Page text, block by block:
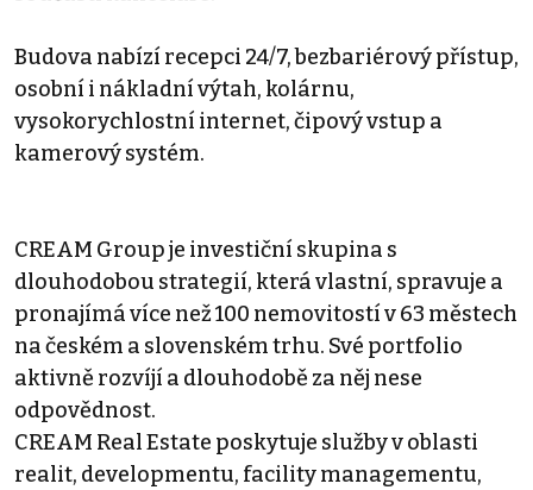
Budova nabízí recepci 24/7, bezbariérový přístup,
osobní i nákladní výtah, kolárnu,
vysokorychlostní internet, čipový vstup a
kamerový systém.
CREAM Group je investiční skupina s
dlouhodobou strategií, která vlastní, spravuje a
pronajímá více než 100 nemovitostí v 63 městech
na českém a slovenském trhu. Své portfolio
aktivně rozvíjí a dlouhodobě za něj nese
odpovědnost.
CREAM Real Estate poskytuje služby v oblasti
realit, developmentu, facility managementu,